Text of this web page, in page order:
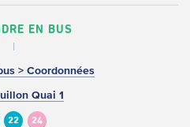
EN BUS
> Coordonnées
Quai 1
22 24